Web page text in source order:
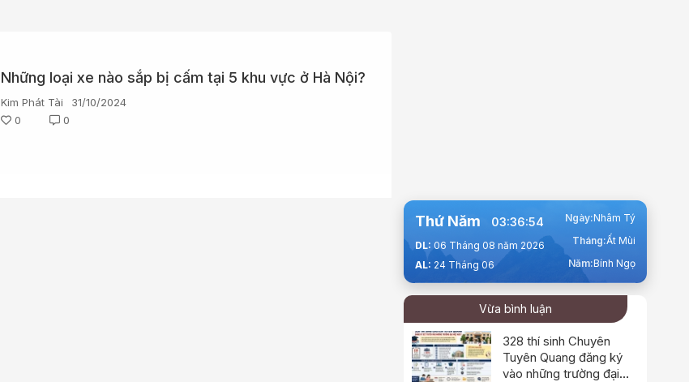
Những loại xe nào sắp bị cấm tại 5 khu vực ở Hà Nội?
Kim Phát Tài
31/10/2024
0
0
Thứ Năm 03:36:55
DL: 06 Tháng 08 năm 2026
AL: 24 Tháng 06
Ngày:Nhâm Tý
Tháng:Ất Mùi
Năm:Bính Ngọ
Vừa bình luận
328 thí sinh Chuyên
Tuyên Quang đăng ký
vào những trường đại